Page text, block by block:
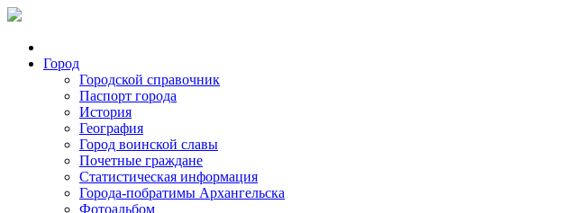
Город
Городской справочник
Паспорт города
История
География
Город воинской славы
Почетные граждане
Статистическая информация
Города-побратимы Архангельска
Фотоальбом